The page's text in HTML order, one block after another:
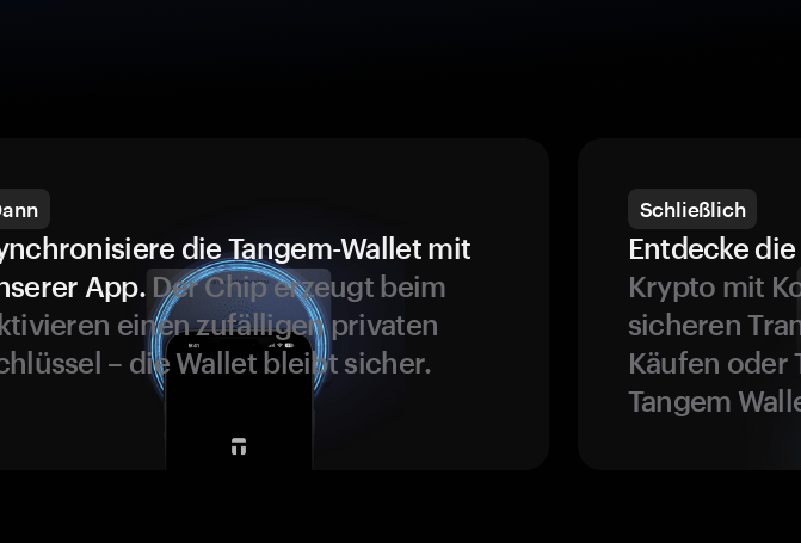
die Tangem-Wallet mit
App.Der Chip erzeugt beim
einen zufälligen privaten
– die Wallet bleibt sicher.
Schließlich
Entdecke
Krypto mit
sicheren
Käufen oder
Tangem